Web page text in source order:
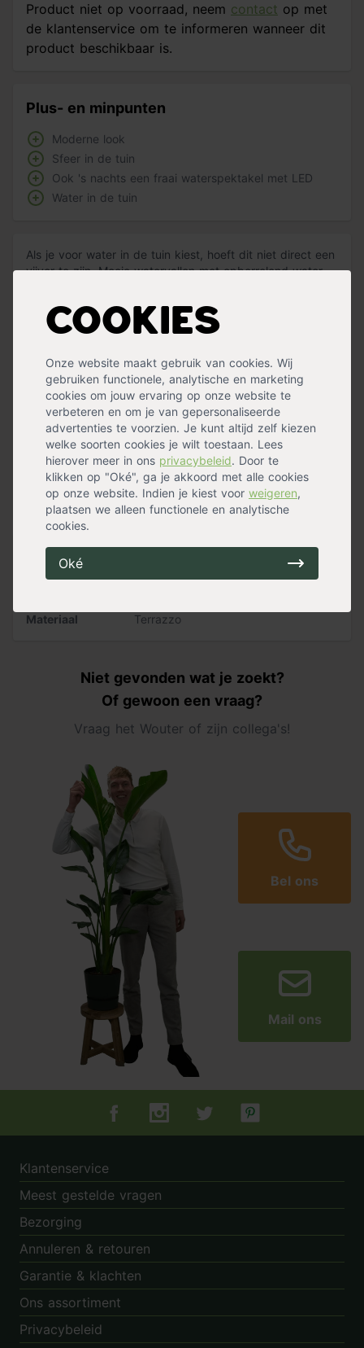
Cookies
Onze website maakt gebruik van cookies. Wij
gebruiken functionele, analytische en marketing
cookies om jouw ervaring op onze website te
verbeteren en om je van gepersonaliseerde
advertenties te voorzien. Je kunt altijd zelf kiezen
welke soorten cookies je wilt toestaan. Lees
hierover meer in ons privacybeleid. Door te
klikken op "Oké", ga je akkoord met alle cookies
op onze website. Indien je kiest voor weigeren,
plaatsen we alleen functionele en analytische
cookies.
Oké
Product niet op voorraad, neem contact op met
de klantenservice om te informeren wanneer dit
product beschikbaar is.
Plus- en minpunten
Moderne look
Sfeer in de tuin
Ook 's nachts een fraai waterspektakel met LED
Water in de tuin
Als je voor water in de tuin kiest, hoeft dit niet direct een
vijver te zijn. Mooie watervallen met opborrelend water
waterornament Vicenza is een fraai deco-element met
ingebouwde waterval en heeft een ledstrip met 20 led-
lampjes. Het ornament is van de AcquaArte serie dat is
architect uit Italie.
Het waterornament heeft een afmeting van 50 x 35 x 13
cm. De Vicenza wordt compleet geleverd met een pomp
van 3900 l/h, een vierkant bassin, een metalen rooster
en aansluitmateriaal.
Lees meer »
Het water uit het waterornament Vicenza wordt in een
bassin opgevangen die u in de tuin ingraaft. Het bassin
wordt afgedekt met een metalen rooster en aangesloten
op de vijverpomp. De vijverpomp zorgt voor de
afgewerkt met keien, grof grind of ander materiaal.
- Pomp van 3900 l/h
- Waterornament van terrazzo, 50 x 35 x 15 cm
Specificaties
Materiaal
Terrazzo
Niet gevonden wat je zoekt?
Of gewoon een vraag?
Vraag het Wouter of zijn collega's!
Bel ons
Mail ons
Tuincentrum.nl op Facebook
Tuincentrum.nl op Instagram
Tuincentrum.nl op Twitter
Tuincentrum.nl op
Klantenservice
Meest gestelde vragen
Bezorging
Annuleren & retouren
Garantie & klachten
Ons assortiment
Privacybeleid